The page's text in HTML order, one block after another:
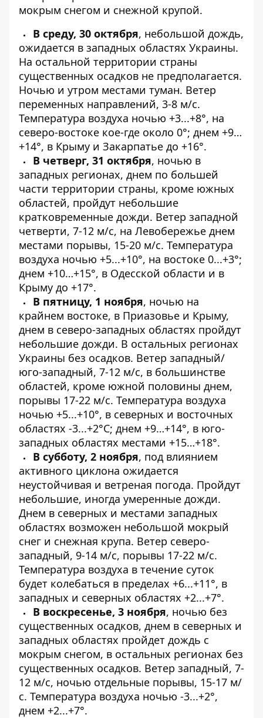
мокрым снегом и снежной крупой.
В среду, 30 октября, небольшой дождь,
ожидается в западных областях Украины.
На остальной территории страны
существенных осадков не предполагается.
Ночью и утром местами туман. Ветер
переменных направлений, 3-8 м/с.
Температура воздуха ночью +3...+8°, на
северо-востоке кое-где около 0°; днем +9…
+14°, в Крыму и Закарпатье до +16°.
В четверг, 31 октября, ночью в
западных регионах, днем ​​по большей
части территории страны, кроме южных
областей, пройдут небольшие
кратковременные дожди. Ветер западной
четверти, 7-12 м/с, на Левобережье днем ​​
местами порывы, 15-20 м/с. Температура
воздуха ночью +5...+10°, на востоке 0...+3°;
днем +10…+15°, в Одесской области и в
Крыму до +17°.
В пятницу, 1 ноября, ночью на
крайнем востоке, в Приазовье и Крыму,
днем ​​в северо-западных областях пройдут
небольшие дожди. В остальных регионах
Украины без осадков. Ветер западный/
юго-западный, 7-12 м/с, в большинстве
областей, кроме южной половины днем,
порывы 17-22 м/с. Температура воздуха
ночью +5...+10°, в северных и восточных
областях -3...+2°C; днем +9…+14°, в юго-
западных областях местами +15…+18°.
В субботу, 2 ноября, под влиянием
активного циклона ожидается
неустойчивая и ветреная погода. Пройдут
небольшие, иногда умеренные дожди.
Днем в северных и местами западных
областях возможен небольшой мокрый
снег и снежная крупа. Ветер северо-
западный, 9-14 м/с, порывы 17-22 м/с.
Температура воздуха в течение суток
будет колебаться в пределах +6...+11°, в
западных и северных областях +2...+7°.
В воскресенье, 3 ноября, ночью без
существенных осадков, днем ​​в северных и
западных областях пройдет дождь с
мокрым снегом, в остальных регионах без
существенных осадков. Ветер западный, 7-
12 м/с, ночью отдельные порывы, 15-17 м/
с. Температура воздуха ночью -3...+2°,
днем ​​+2...+7°.